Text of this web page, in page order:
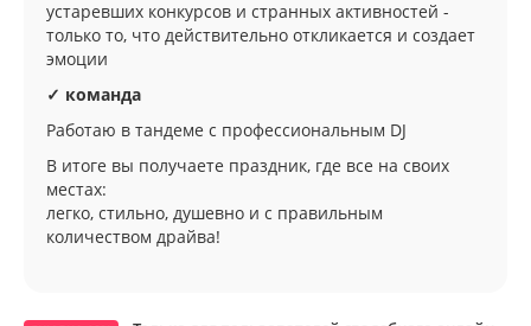
устаревших конкурсов и странных активностей -
только то, что действительно откликается и создает
эмоции
✓ команда
Работаю в тандеме с профессиональным DJ
В итоге вы получаете праздник, где все на своих
местах:
легко, стильно, душевно и с правильным
количеством драйва!